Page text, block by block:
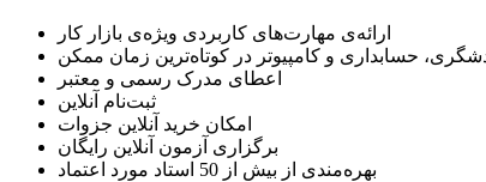
ارائه‌ی مهارت‌های کاربردی ویژه‌ی بازار کار
حسابداری و کامپیوتر در کوتاه‌ترین زمان ممکن
اعطای مدرک رسمی و معتبر
ثبت‌نام آنلاین
امکان خرید آنلاین جزوات
برگزاری آزمون آنلاین رایگان
بهره‌مندی از بیش از 50 استاد مورد اعتماد